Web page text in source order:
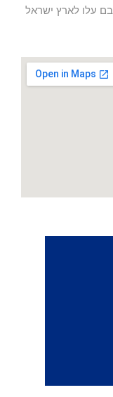
עלו לארץ ישראל